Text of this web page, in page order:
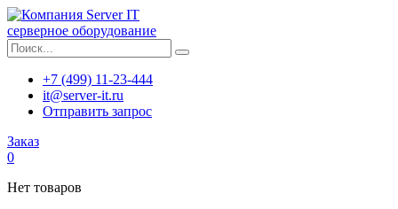
серверное оборудование
+7 (499) 11-23-444
it@server-it.ru
Отправить запрос
Заказ
0
Нет товаров